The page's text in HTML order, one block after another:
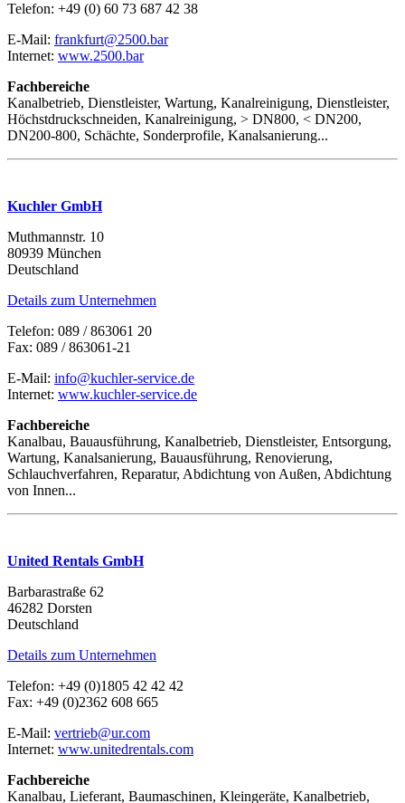
Telefon: +49 (0) 60 73 687 42 38
E-Mail: frankfurt@2500.bar
Internet: www.2500.bar
Fachbereiche
Kanalbetrieb, Dienstleister, Wartung, Kanalreinigung, Dienstleister,
Höchstdruckschneiden, Kanalreinigung, > DN800, < DN200,
DN200-800, Schächte, Sonderprofile, Kanalsanierung...
Kuchler GmbH
Muthmannstr. 10
80939 München
Deutschland
Details zum Unternehmen
Telefon: 089 / 863061 20
Fax: 089 / 863061-21
E-Mail: info@kuchler-service.de
Internet: www.kuchler-service.de
Fachbereiche
Kanalbau, Bauausführung, Kanalbetrieb, Dienstleister, Entsorgung,
Wartung, Kanalsanierung, Bauausführung, Renovierung,
Schlauchverfahren, Reparatur, Abdichtung von Außen, Abdichtung
von Innen...
United Rentals GmbH
Barbarastraße 62
46282 Dorsten
Deutschland
Details zum Unternehmen
Telefon: +49 (0)1805 42 42 42
Fax: +49 (0)2362 608 665
E-Mail: vertrieb@ur.com
Internet: www.unitedrentals.com
Fachbereiche
Kanalbau, Lieferant, Baumaschinen, Kleingeräte, Kanalbetrieb,